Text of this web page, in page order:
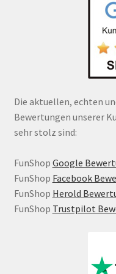
Die aktuellen, echten
Bewertungen unserer
sehr stolz sind:
FunShop Google
FunShop Facebook
FunShop Herold
FunShop Trustpilot